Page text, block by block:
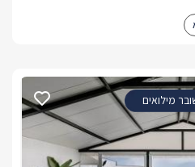
מילואים